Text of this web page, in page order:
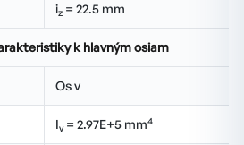
iz = 22.5 mm
k hlavným osiam
Os v
Iv= 2.97E+5 mm4